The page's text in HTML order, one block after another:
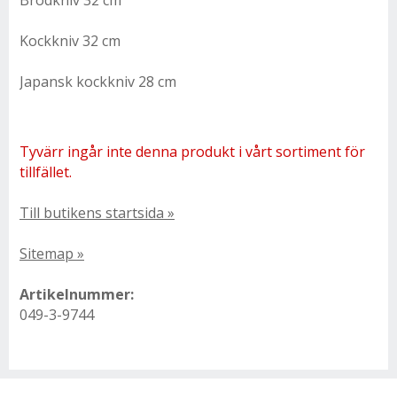
Kockkniv 32 cm
Japansk kockkniv 28 cm
Tyvärr ingår inte denna produkt i vårt sortiment för
tillfället.
Till butikens startsida »
Sitemap »
Artikelnummer:
049-3-9744